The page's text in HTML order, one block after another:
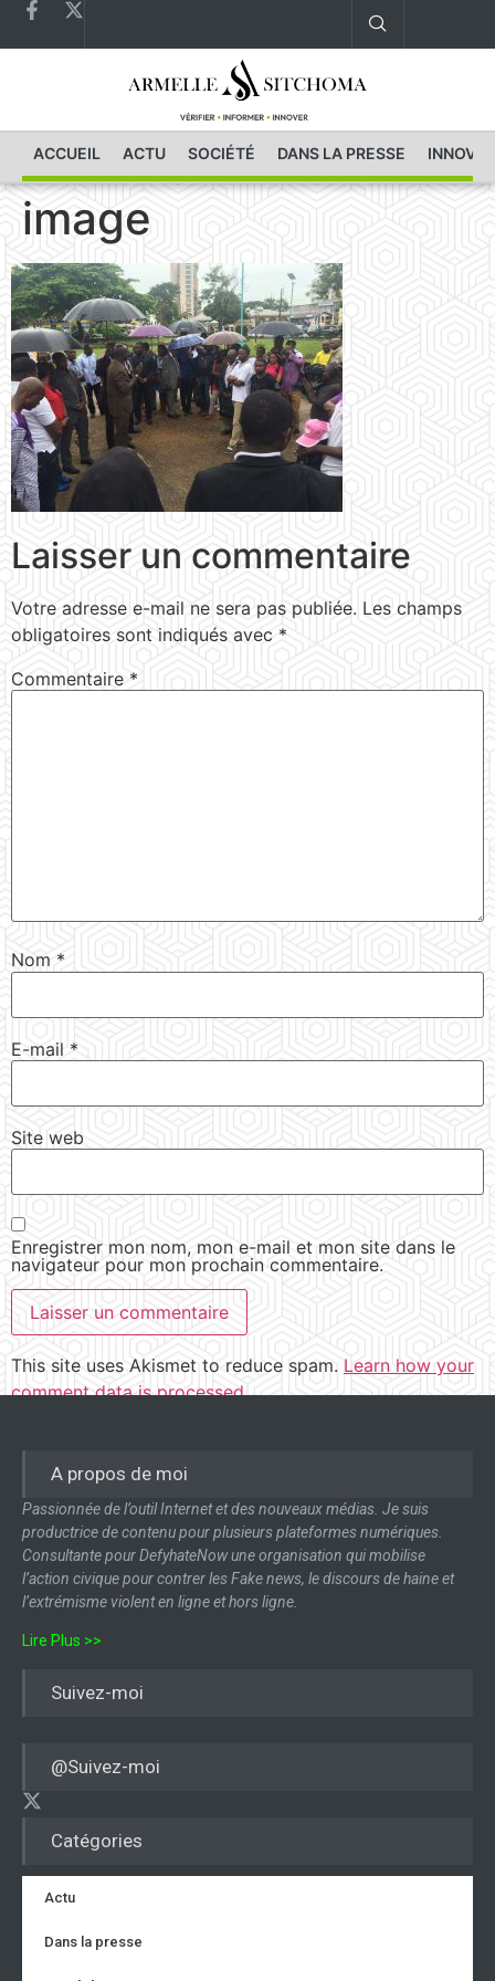
ACCUEIL ACTU SOCIÉTÉ DANS LA PRESSE
image
Laisser un commentaire
Votre adresse e-mail ne sera pas publiée. Les champs
obligatoires sont indiqués avec *
Commentaire *
Nom *
E-mail*
Site web
Enregistrer mon nom, mon e-mail et mon site dans le
navigateur pour mon prochain commentaire.
This site uses Akismet to reduce spam. Learn how your
comment data is processed.
Catégories
Actu
Dans la presse
A propos de moi
Passionnée de l’outil Internet et des nouveaux médias. Je suis
productrice de contenu pour plusieurs plateformes numériques.
Consultante pour DefyhateNow une organisation qui mobilise
l’action civique pour contrer les Fake news, le discours de haine et
l’extrémisme violent en ligne et hors ligne.
Lire Plus >>
Suivez-moi
@Suivez-moi